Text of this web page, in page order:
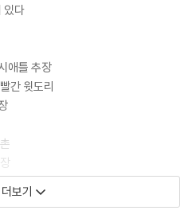
있다
애틀 추장
간 윗도리
| 상처 입은 가슴
보기